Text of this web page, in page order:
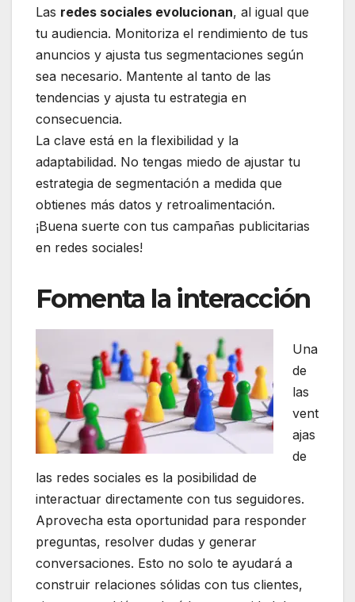
Las redes sociales evolucionan, al igual que
tu audiencia. Monitoriza el rendimiento de tus
anuncios y ajusta tus segmentaciones según
sea necesario. Mantente al tanto de las
tendencias y ajusta tu estrategia en
consecuencia.
La clave está en la flexibilidad y la
adaptabilidad. No tengas miedo de ajustar tu
estrategia de segmentación a medida que
obtienes más datos y retroalimentación.
¡Buena suerte con tus campañas publicitarias
en redes sociales!
Fomenta la interacción
Una
de
las
vent
ajas
de
las redes sociales es la posibilidad de
interactuar directamente con tus seguidores.
Aprovecha esta oportunidad para responder
preguntas, resolver dudas y generar
conversaciones. Esto no solo te ayudará a
construir relaciones sólidas con tus clientes,